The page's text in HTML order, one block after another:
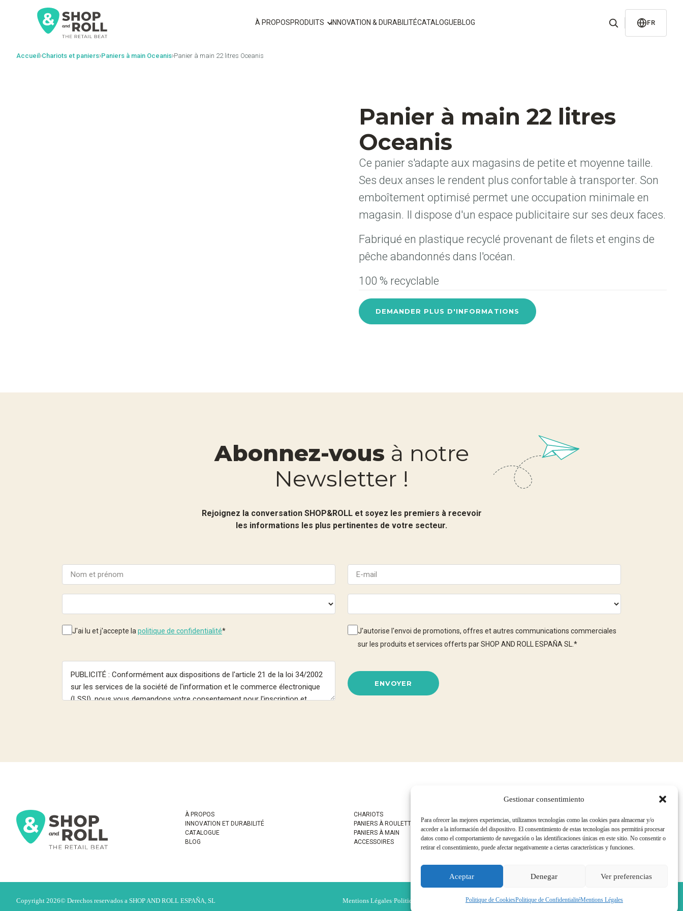
Gestionar consentimiento
Para ofrecer las mejores experiencias, utilizamos tecnologías como las cookies para almacenar y/o
acceder a la información del dispositivo. El consentimiento de estas tecnologías nos permitirá procesar
datos como el comportamiento de navegación o las identificaciones únicas en este sitio. No consentir o
retirar el consentimiento, puede afectar negativamente a ciertas características y funciones.
Aceptar Denegar Ver preferencias
Politique de CookiesPolitique de ConfidentialitéMentions Légales
contenido
À PROPOSPRODUITS INNOVATION & DURABILITÉCATALOGUEBLOG FR
Accueil›Chariots et paniers›Paniers à main Oceanis›Panier à main 22 litres Oceanis
Panier à main 22 litres
Oceanis
Ce panier s'adapte aux magasins de petite et moyenne taille.
Ses deux anses le rendent plus confortable à transporter. Son
emboîtement optimisé permet une occupation minimale en
magasin. Il dispose d'un espace publicitaire sur ses deux faces.
Fabriqué en plastique recyclé provenant de filets et engins de
pêche abandonnés dans l'océan.
100 % recyclable
DEMANDER PLUS D'INFORMATIONS
Abonnez-vous à notre
Newsletter !
Rejoignez la conversation SHOP&ROLL et soyez les premiers à recevoir
les informations les plus pertinentes de votre secteur.
J'ai lu et j'accepte lapolitique de confidentialité*
J'autorise l'envoi de promotions, offres et autres communications commerciales
sur les produits et services offerts par SHOP AND ROLL ESPAÑA SL.*
ENVOYER
À PROPOS
INNOVATION ET DURABILITÉ
CATALOGUE
BLOG
CHARIOTS
PANIERS À ROULETTES
PANIERS À MAIN
ACCESSOIRES
TRAVAILLER AVEC NOUS
DEVENIR AGENT/DISTRIBUTEUR
NUMÉROS UTILES
Copyright 2026© Derechos reservados a SHOP AND ROLL ESPAÑA, SL Mentions Légales·Politique de Cookies Politique de Confidentialité·Canal de Signalement